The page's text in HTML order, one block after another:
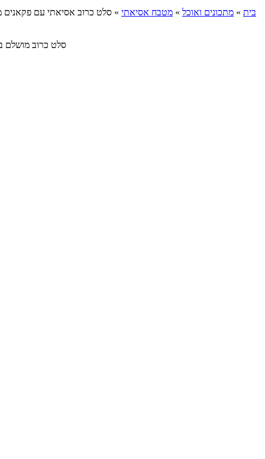
בית » מתכונים ואוכל » מטבח אסיאתי » סלט כרוב אסיאתי עם פקאנים
סלט כרוב מושלם ברוטב